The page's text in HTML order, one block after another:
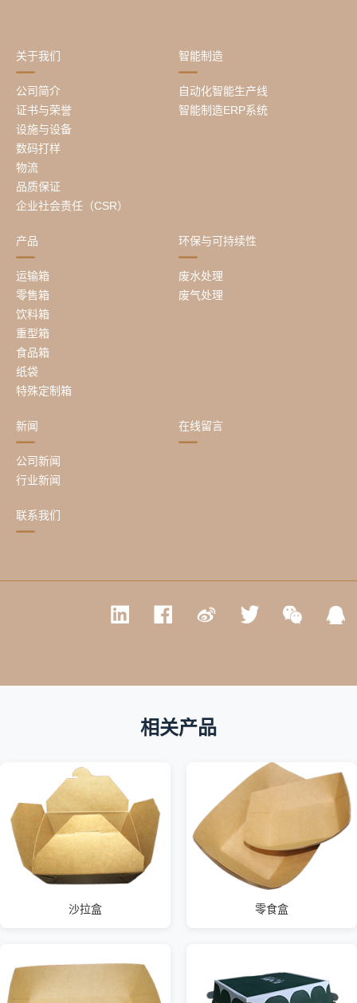
关于我们
公司简介
证书与荣誉
设施与设备
数码打样
物流
品质保证
企业社会责任（CSR）
智能制造
自动化智能生产线
智能制造ERP系统
产品
运输箱
零售箱
饮料箱
重型箱
食品箱
纸袋
特殊定制箱
环保与可持续性
废水处理
废气处理
新闻
公司新闻
行业新闻
在线留言
联系我们
相关产品
沙拉盒 零食盒